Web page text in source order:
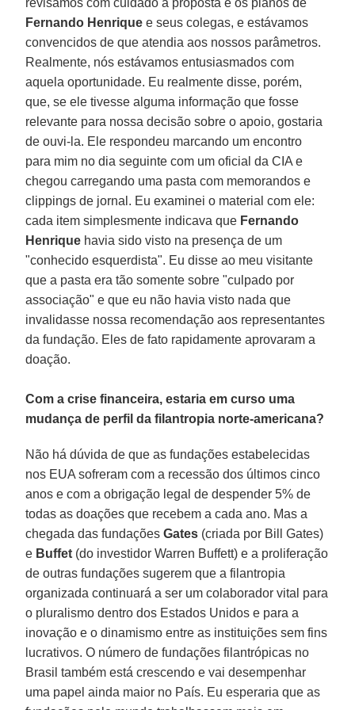
Fernando Henrique e seus colegas, e estávamos
convencidos de que atendia aos nossos parâmetros.
Realmente, nós estávamos entusiasmados com
aquela oportunidade. Eu realmente disse, porém,
que, se ele tivesse alguma informação que fosse
relevante para nossa decisão sobre o apoio, gostaria
de ouvi-la. Ele respondeu marcando um encontro
para mim no dia seguinte com um oficial da CIA e
chegou carregando uma pasta com memorandos e
clippings de jornal. Eu examinei o material com ele:
cada item simplesmente indicava que Fernando
Henrique havia sido visto na presença de um
"conhecido esquerdista". Eu disse ao meu visitante
que a pasta era tão somente sobre "culpado por
associação" e que eu não havia visto nada que
invalidasse nossa recomendação aos representantes
da fundação. Eles de fato rapidamente aprovaram a
doação.
Com a crise financeira, estaria em curso uma
mudança de perfil da filantropia norte-americana?
Não há dúvida de que as fundações estabelecidas
nos EUA sofreram com a recessão dos últimos cinco
anos e com a obrigação legal de despender 5% de
todas as doações que recebem a cada ano. Mas a
chegada das fundaçõesGates (criada por Bill Gates)
e Buffet (do investidor Warren Buffett) e a proliferação
de outras fundações sugerem que a filantropia
organizada continuará a ser um colaborador vital para
o pluralismo dentro dos Estados Unidos e para a
inovação e o dinamismo entre as instituições sem fins
lucrativos. O número de fundações filantrópicas no
Brasil também está crescendo e vai desempenhar
uma papel ainda maior no País. Eu esperaria que as